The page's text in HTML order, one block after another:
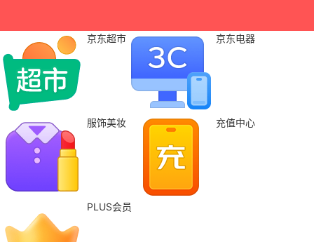
京东超市 京东电器
服饰美妆 充值中心
PLUS会员